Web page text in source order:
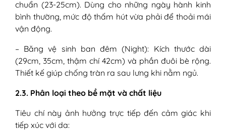
chuẩn (23-25cm). Dùng cho những ngày hành kinh
bình thường, mức độ thấm hút vừa phải để thoải mái
vận động.
– Băng vệ sinh ban đêm (Night): Kích thước dài
(29cm, 35cm, thậm chí 42cm) và phần đuôi bè rộng.
Thiết kế giúp chống tràn ra sau lưng khi nằm ngủ.
2.3. Phân loại theo bề mặt và chất liệu
Tiêu chí này ảnh hưởng trực tiếp đến cảm giác khi
tiếp xúc với da: